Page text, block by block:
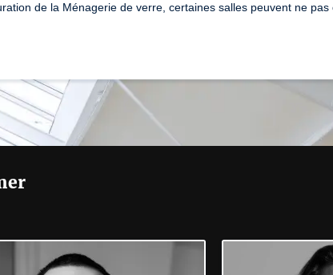
de la Ménagerie de verre, certaines salles peuvent ne pas